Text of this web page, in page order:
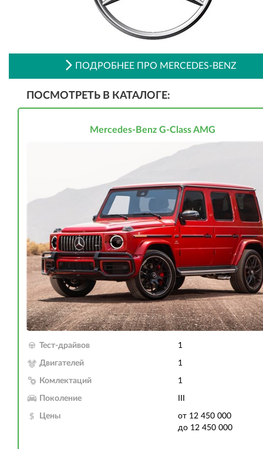
ПОДРОБНЕЕ ПРО MERCEDES-BENZ
ПОСМОТРЕТЬ В КАТАЛОГЕ:
Mercedes-Benz G-Class AMG
Тест-драйвов 1
Двигателей 1
Комлектаций 1
Поколение
Цены
от 12 450 000
до 12 450 000